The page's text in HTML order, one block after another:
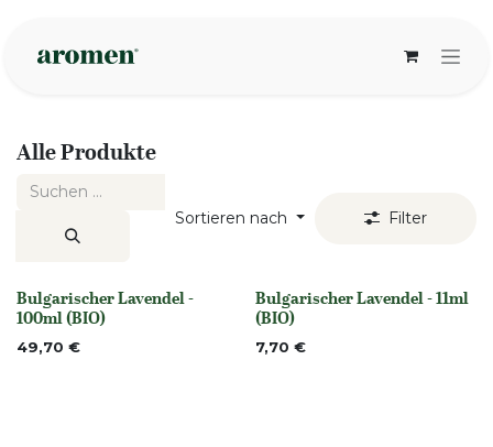
Alle Produkte
Sortieren nach Filter
None
Bulgarischer Lavendel -
100ml (BIO)
49,70 €
None
Bulgarischer Lavendel - 11ml
(BIO)
7,70 €